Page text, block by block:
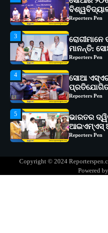
3
ମାନନ୍ତି:
4
ସୋଆ
5
ଭାରତର
ଆଇଏମ୍‌ଏସ୍
1
ସୋଆ ପକ୍ଷରୁ
୧୧ଟି
ସୋଆର
Copyright © 2024
Powered by